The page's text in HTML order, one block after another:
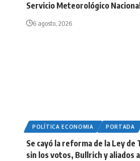
Servicio Meteorológico Nacional
6 agosto, 2026
POLÍTICA ECONOMIA PORTADA
Se cayó la reforma de la Ley de
sin los votos, Bullrich y aliados